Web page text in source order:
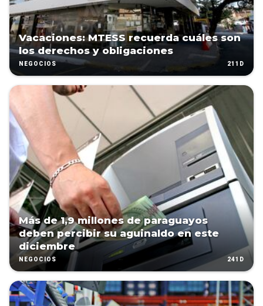
Vacaciones: MTESS recuerda cuáles son
los derechos y obligaciones
NEGOCIOS 211D
Más de 1,9 millones de paraguayos
deben percibir su aguinaldo en este
diciembre
NEGOCIOS 241D